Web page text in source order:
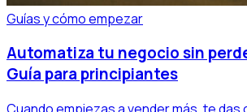
Guías y cómo empezar
Automatiza tu negocio sin
Guía para principiantes